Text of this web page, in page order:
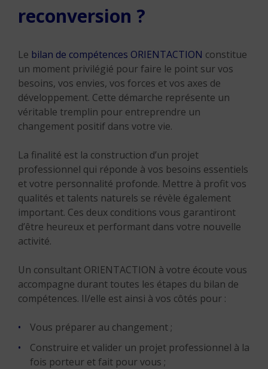
reconversion ?
Le bilan de compétences ORIENTACTION constitue
un moment privilégié pour faire le point sur vos
besoins, vos envies, vos forces et vos axes de
développement. Cette démarche représente un
véritable tremplin pour entreprendre un
changement positif dans votre vie.
La finalité est la construction d’un projet
professionnel qui réponde à vos besoins essentiels
et votre personnalité profonde. Mettre à profit vos
qualités et talents naturels se révèle également
important. Ces deux conditions vous garantiront
d’être heureux et performant dans votre nouvelle
activité.
Un consultant ORIENTACTION à votre écoute vous
accompagne durant toutes les étapes du bilan de
compétences. Il/elle est ainsi à vos côtés pour :
Vous préparer au changement ;
Construire et valider un projet professionnel à la
fois porteur et fait pour vous ;